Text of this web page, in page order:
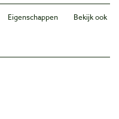
Eigenschappen Bekijk ook